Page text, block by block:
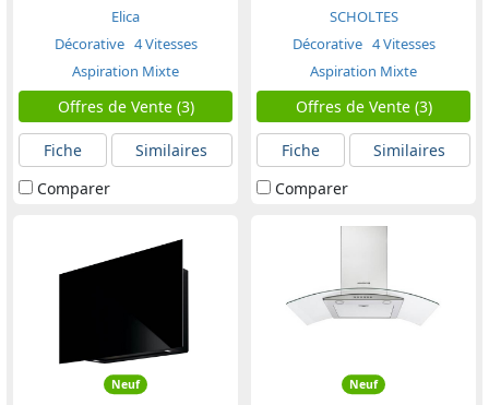
Elica
Décorative 4 Vitesses
Aspiration Mixte
Offres de Vente (3)
Fiche
Similaires
Comparer
SCHOLTES
Décorative 4 Vitesses
Aspiration Mixte
Offres de Vente (3)
Fiche
Similaires
Comparer
Neuf Neuf